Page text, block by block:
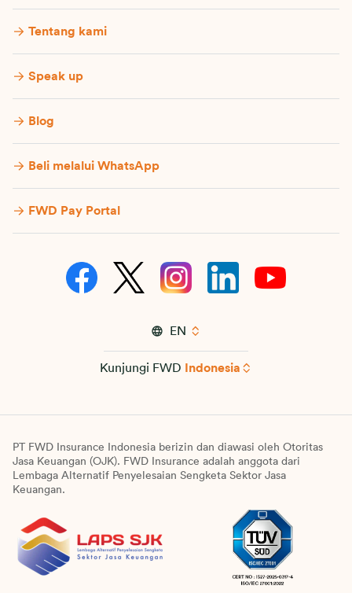
Tentang kami
Speak up
Blog
Beli melalui WhatsApp
FWD Pay Portal
EN
Kunjungi FWD Indonesia
PT FWD Insurance Indonesia berizin dan diawasi oleh Otoritas
Jasa Keuangan (OJK). FWD Insurance adalah anggota dari
Lembaga Alternatif Penyelesaian Sengketa Sektor Jasa
Keuangan.